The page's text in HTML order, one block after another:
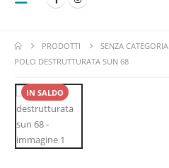
PRODOTTI
SENZA CATEGORIA
POLO DESTRUTTURATA SUN 68
IN SALDO